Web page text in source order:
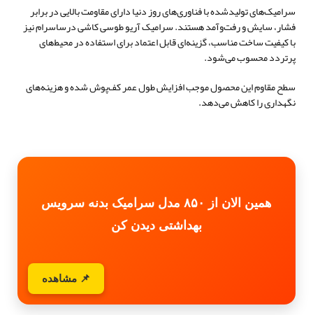
سرامیک‌های تولیدشده با فناوری‌های روز دنیا دارای مقاومت بالایی در برابر
فشار، سایش و رفت‌وآمد هستند. سرامیک آریو طوسی کاشی درساسرام نیز
با کیفیت ساخت مناسب، گزینه‌ای قابل اعتماد برای استفاده در محیط‌های
پرتردد محسوب می‌شود.
سطح مقاوم این محصول موجب افزایش طول عمر کف‌پوش شده و هزینه‌های
نگهداری را کاهش می‌دهد.
همین الان از ۸۵۰ مدل سرامیک بدنه سرویس
بهداشتی دیدن کن
📌 مشاهده